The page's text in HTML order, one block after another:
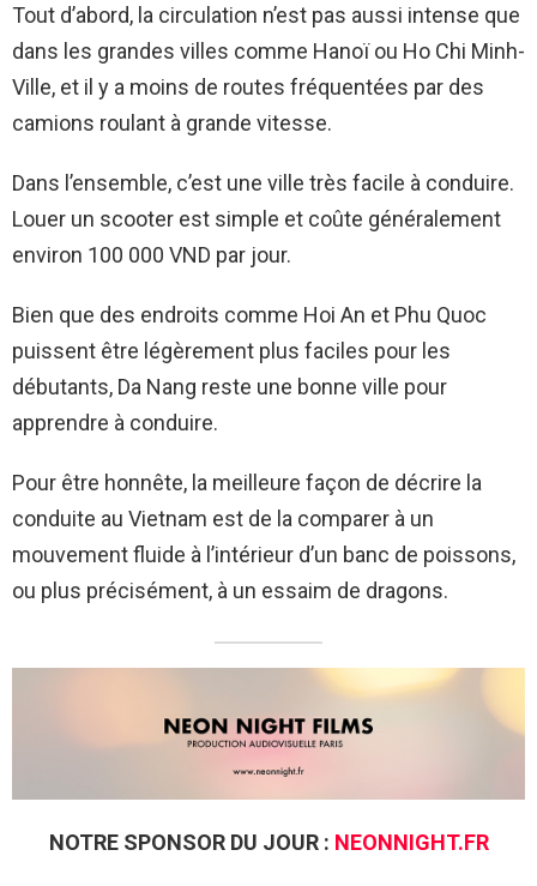
Tout d’abord, la circulation n’est pas aussi intense que
dans les grandes villes comme Hanoï ou Ho Chi Minh-
Ville, et il y a moins de routes fréquentées par des
camions roulant à grande vitesse.
Dans l’ensemble, c’est une ville très facile à conduire.
Louer un scooter est simple et coûte généralement
environ 100 000 VND par jour.
Bien que des endroits comme Hoi An et Phu Quoc
puissent être légèrement plus faciles pour les
débutants, Da Nang reste une bonne ville pour
apprendre à conduire.
Pour être honnête, la meilleure façon de décrire la
conduite au Vietnam est de la comparer à un
mouvement fluide à l’intérieur d’un banc de poissons,
ou plus précisément, à un essaim de dragons.
NOTRE SPONSOR DU JOUR : NEONNIGHT.FR